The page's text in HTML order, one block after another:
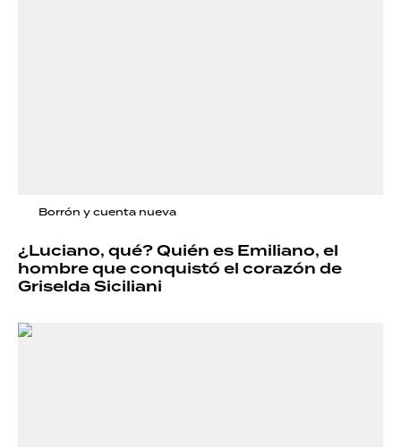
Borrón y cuenta nueva
¿Luciano, qué? Quién es Emiliano, el
hombre que conquistó el corazón de
Griselda Siciliani